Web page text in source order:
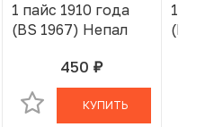
1 пайс 1910 года
(BS 1967) Непал
450 руб.
В КОРЗИНЕ
КУПИТЬ
1
(BS